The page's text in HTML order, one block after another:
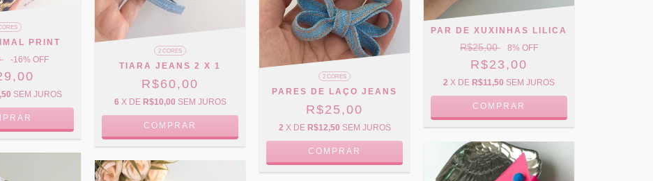
PRINT
-16% OFF
SEM JUROS
2 CORES
TIARA JEANS 2 X 1
R$60,00
6 X DE R$10,00 SEM JUROS
COMPRAR
2 CORES
PARES DE LAÇO JEANS
R$25,00
2 X DE R$12,50 SEM JUROS
COMPRAR
PAR DE XUXINHAS LILICA
R$25,00 8% OFF
R$23,00
2 X DE R$11,50 SEM JUROS
COMPRAR